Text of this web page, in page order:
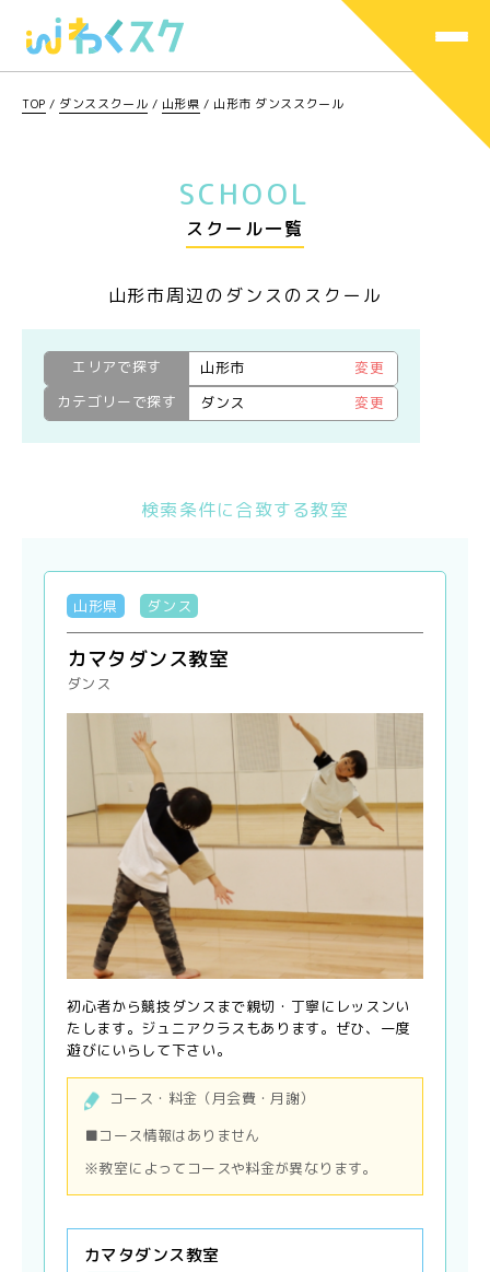
TOP / ダンススクール / 山形県 / 山形市 ダンススクール
SCHOOL
スクール一覧
山形市周辺のダンスのスクール
エリアで探す 山形市
変更
カテゴリーで探す
ダンス 変更
検索条件に合致する教室
山形県 ダンス
カマタダンス教室
ダンス
初心者から競技ダンスまで親切・丁寧にレッスンい
たします。ジュニアクラスもあります。ぜひ、一度
遊びにいらして下さい。
コース・料金（月会費・月謝）
■コース情報はありません
※教室によってコースや料金が異なります。
カマタダンス教室